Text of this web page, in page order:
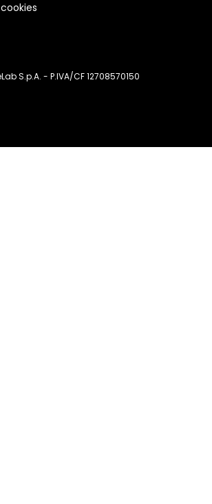
S.p.A. - P.IVA/CF 12708570150